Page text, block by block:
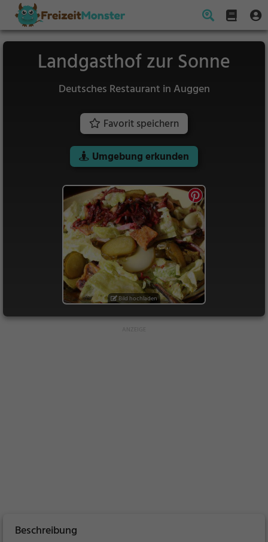
Landgasthof zur Sonne
Deutsches Restaurant in Auggen
Favorit speichern
Umgebung erkunden
Bild hochladen
Beschreibung